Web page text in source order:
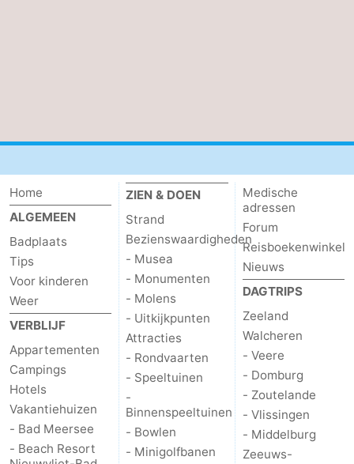
Home
ALGEMEEN
Badplaats
Tips
Voor kinderen
Weer
VERBLIJF
Appartementen
Campings
Hotels
Vakantiehuizen
- Bad Meersee
- Beach Resort
ZIEN & DOEN
Strand
Bezienswaardigheden
- Musea
- Monumenten
- Molens
- Uitkijkpunten
Attracties
- Rondvaarten
- Speeltuinen
-
Binnenspeeltuinen
- Bowlen
- Minigolfbanen
Medische
adressen
Forum
Reisboekenwinkel
Nieuws
DAGTRIPS
Zeeland
Walcheren
- Veere
- Domburg
- Zoutelande
- Vlissingen
- Middelburg
Zeeuws-